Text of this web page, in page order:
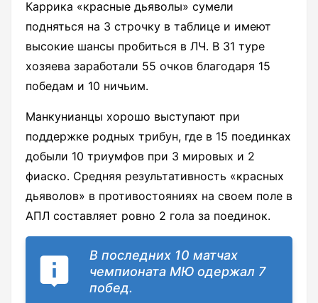
Каррика «красные дьяволы» сумели
подняться на 3 строчку в таблице и имеют
высокие шансы пробиться в ЛЧ. В 31 туре
хозяева заработали 55 очков благодаря 15
победам и 10 ничьим.
Манкунианцы хорошо выступают при
поддержке родных трибун, где в 15 поединках
добыли 10 триумфов при 3 мировых и 2
фиаско. Средняя результативность «красных
дьяволов» в противостояниях на своем поле в
АПЛ составляет ровно 2 гола за поединок.
В последних 10 матчах
чемпионата МЮ одержал 7
побед.